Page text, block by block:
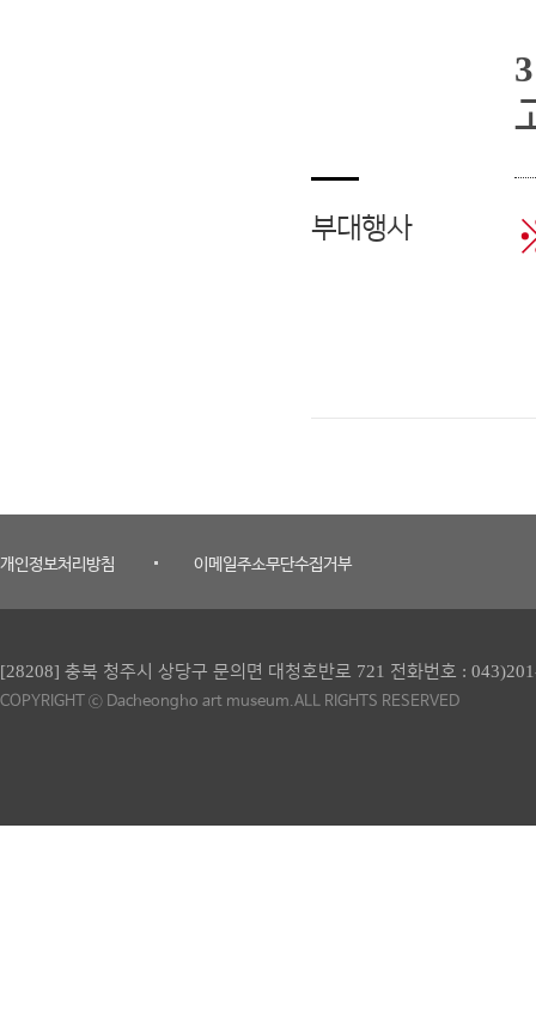
3
부대행사
개인정보처리방침 이메일주소무단수집거부
[28208] 충북 청주시 상당구 문의면 대청호반로 721 전화번호 :
COPYRIGHT ⓒ Dacheongho art museum.ALL RIGHTS RESERVED